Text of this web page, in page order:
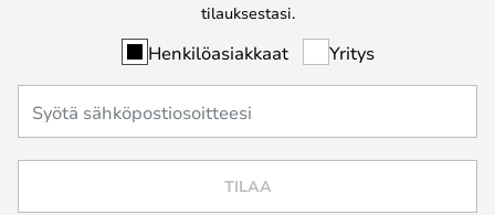
tilauksestasi.
Henkilöasiakkaat Yritys
TILAA